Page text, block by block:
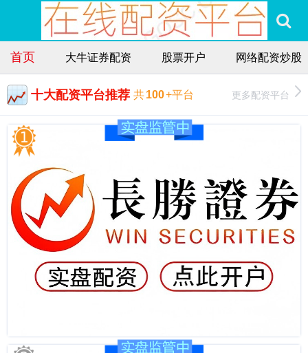
首页 大牛证券配资 股票开户 网络配资炒股
十大配资平台推荐 共100+平台 更多配资平台